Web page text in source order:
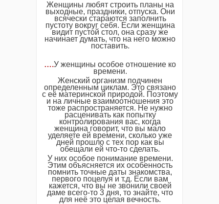
Женщины любят строить планы на
выходные, праздники, отпуска. Они
всячески стараются заполнить
пустоту вокруг себя. Если женщина
видит пустой стол, она сразу же
начинает думать, что на него можно
поставить.
….У женщины особое отношение ко
времени.
Женский организм подчинен
определенным циклам. Это связано
с её материнской природой. Поэтому
и на личные взаимоотношения это
тоже распространяется. Не нужно
расценивать как попытку
контролирования вас, когда
женщина говорит, что вы мало
уделяете ей времени, сколько уже
дней прошло с тех пор как вы
обещали ей что-то сделать.
У них особое понимание времени.
Этим объясняется их особенность
помнить точные даты знакомства,
первого поцелуя и т.д. Если вам
кажется, что вы не звонили своей
даме всего-то 3 дня, то знайте, что
для неё это целая вечность.